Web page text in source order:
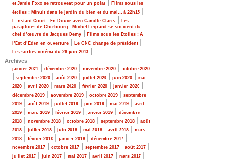
et Jamie Foxx se retrouvent pour un polar
Films sous les
étoiles : Minuit dans le jardin du bien et du mal… à 22h15
L’instant Court : En Douce avec Camille Claris
Les
parapluies de Cherbourg : Michel Legrand se souvient du
chef d’œuvre de Jacques Demy
Films sous les Etoiles : A
l’Est d’Eden en ouverture
Le CNC change de président
Les sorties cinéma du 26 juin 2013
Archives
janvier 2021 décembre 2020 novembre 2020 octobre 2020
septembre 2020 août 2020 juillet 2020 juin 2020
mai
2020
avril 2020 mars 2020 février 2020 janvier 2020
décembre 2019 novembre 2019 octobre 2019
septembre
2019
août 2019 juillet 2019 juin 2019 mai 2019
avril
2019
mars 2019 février 2019 janvier 2019
décembre
2018
novembre 2018 octobre 2018 septembre 2018
août
2018
juillet 2018 juin 2018 mai 2018 avril 2018
mars
2018
février 2018 janvier 2018 décembre 2017
novembre 2017 octobre 2017 septembre 2017 août 2017
juillet 2017 juin 2017 mai 2017 avril 2017 mars 2017